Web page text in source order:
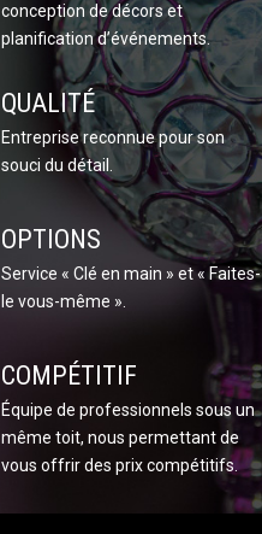
conception de décors et
planification d’événements.
QUALITÉ
Entreprise reconnue pour son
souci du détail.
OPTIONS
Service « Clé en main » et « Faites-
le vous-même ».
COMPÉTITIF
Équipe de professionnels sous un
même toit, nous permettant de
vous offrir des prix compétitifs.